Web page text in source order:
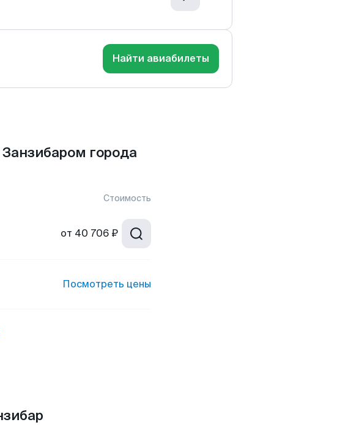
Найти авиабилеты
города
Стоимость
от 40 706 ₽
Посмотреть цены